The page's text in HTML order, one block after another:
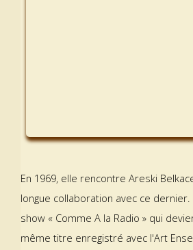
En 1969, elle rencontre Areski
longue collaboration avec ce dernier.
show « Comme A la Radio » qui
même titre enregistré avec l'Art